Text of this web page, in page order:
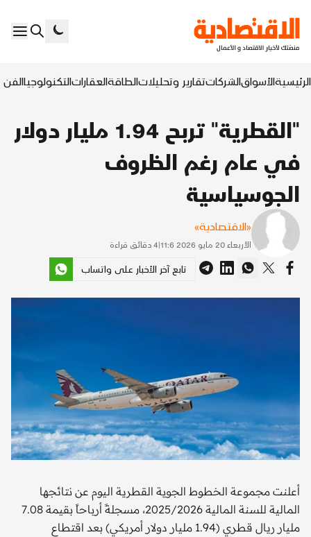
الرئيسيةالأسواقالشركاتتقارير وتحليلاتالطاقةالعقاراتالتكنولوجياالفن
"القطرية" تربح 1.94 مليار دولار
في عام رغم الظروف
الجوسياسية
«الاقتصادية»
الأربعاء 20 مايو 2026 11:6 |
4 دقائق قراءة
تابع آخر الأخبار على واتساب
أعلنت مجموعة الخطوط الجوية القطرية اليوم عن نتائجها
المالية للسنة المالية 2025/2026، مسجلةً أرباحاً بقيمة 7.08
مليار ريال قطري (1.94 مليار دولار أمريكي) بعد اقتطاع